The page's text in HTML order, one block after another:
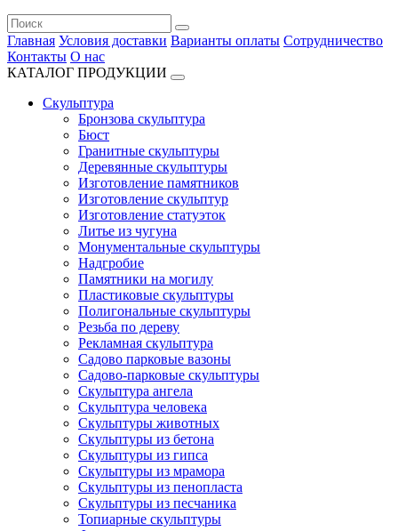
Главная Условия доставки Варианты оплаты Сотрудничество
Контакты О нас
КАТАЛОГ ПРОДУКЦИИ
Скульптура
Бронзова скульптура
Бюст
Гранитные скульптуры
Деревянные скульптуры
Изготовление памятников
Изготовление скульптур
Изготовление статуэток
Литье из чугуна
Монументальные скульптуры
Надгробие
Памятники на могилу
Пластиковые скульптуры
Полигональные скульптуры
Резьба по дереву
Рекламная скульптура
Садово парковые вазоны
Садово-парковые скульптуры
Скульптура ангела
Скульптура человека
Скульптуры животных
Скульптуры из бетона
Скульптуры из гипса
Скульптуры из мрамора
Скульптуры из пенопласта
Скульптуры из песчаника
Топиарные скульптуры